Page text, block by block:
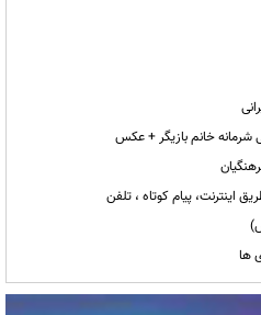
خانم بازیگر + عکس
اینترنت، پیام کوتاه ، تلفن
ها